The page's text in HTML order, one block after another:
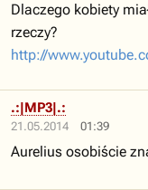
Dlaczego kobiety
rzeczy?
http://
21.05.2014 01:39
.:|MP3|.:
Aurelius osobiście